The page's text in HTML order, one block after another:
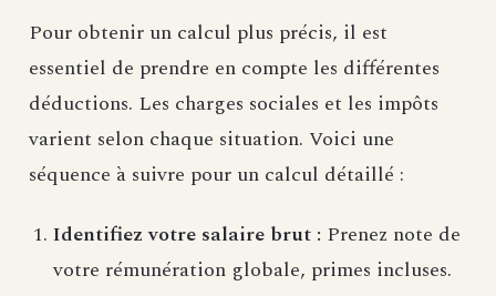
Pour obtenir un calcul plus précis, il est
essentiel de prendre en compte les différentes
déductions. Les charges sociales et les impôts
varient selon chaque situation. Voici une
séquence à suivre pour un calcul détaillé :
Identifiez votre salaire brut : Prenez note de
votre rémunération globale, primes incluses.